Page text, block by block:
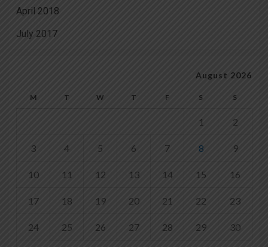
April 2018
July 2017
August 2026
M T W T F S S
1 2
3 4 5 6 7 8 9
10 11 12 13 14 15 16
17 18 19 20 21 22 23
24 25 26 27 28 29 30